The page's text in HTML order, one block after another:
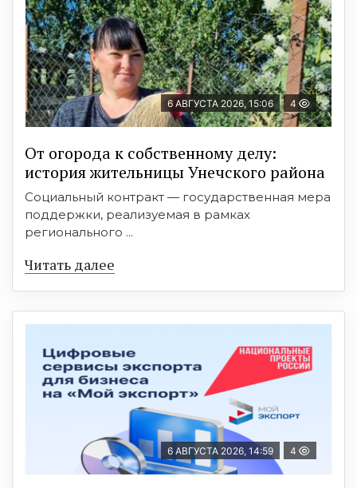
6 АВГУСТА 2026, 15:06 4
От огорода к собственному делу:
история жительницы Унечского района
Социальный контракт — государственная мера
поддержки, реализуемая в рамках
регионального ...
Читать далее
6 АВГУСТА 2026, 14:59 4